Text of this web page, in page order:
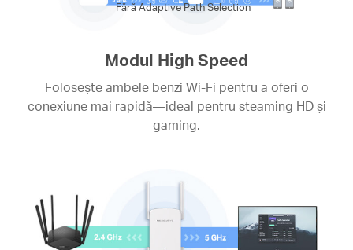
Fără Adaptive Path Selection
Modul High Speed
Folosește ambele benzi Wi-Fi pentru a oferi o
conexiune mai rapidă—ideal pentru steaming HD și
gaming.